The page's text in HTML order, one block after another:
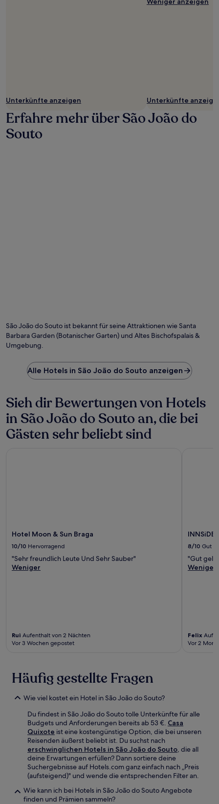
Unterkünfte anzeigen Unterkünfte
Erfahre mehr über São João do
Souto
São João do Souto ist bekannt für seine Attraktionen wie Santa
Barbara Garden (Botanischer Garten) und Altes Bischofspalais &
Umgebung.
Alle Hotels in São João do Souto anzeigen
Sieh dir Bewertungen von Hotels
in São João do Souto an, die bei
Gästen sehr beliebt sind
Hotel Moon & Sun Braga
10/10 Hervorragend
"Sehr freundlich Leute Und Sehr Sauber"
Weniger
Rui Aufenthalt von 2 Nächten
Vor 3 Wochen gepostet
INNSiDE
8/10 Gut
"Gut
Weniger
Felix
Vor 2
Häufig gestellte Fragen
Wie viel kostet ein Hotel in São João do Souto?
Du findest in São João do Souto tolle Unterkünfte für alle
Budgets und Anforderungen bereits ab 53 €. Casa
Quixote ist eine kostengünstige Option, die bei unseren
Reisenden äußerst beliebt ist. Du suchst nach
erschwinglichen Hotels in São João do Souto, die all
deine Erwartungen erfüllen? Dann sortiere deine
Suchergebnisse auf Hotels.com ganz einfach nach „Preis
(aufsteigend)" und wende die entsprechenden Filter an.
Wie kann ich bei Hotels in São João do Souto Angebote
finden und Prämien sammeln?